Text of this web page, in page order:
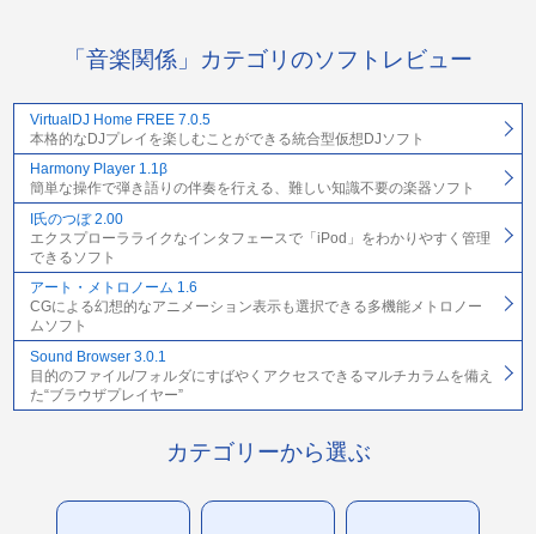
「音楽関係」カテゴリのソフトレビュー
VirtualDJ Home FREE 7.0.5
本格的なDJプレイを楽しむことができる統合型仮想DJソフト
Harmony Player 1.1β
簡単な操作で弾き語りの伴奏を行える、難しい知識不要の楽器ソフト
I氏のつぼ 2.00
エクスプローラライクなインタフェースで「iPod」をわかりやすく管理
できるソフト
アート・メトロノーム 1.6
CGによる幻想的なアニメーション表示も選択できる多機能メトロノー
ムソフト
Sound Browser 3.0.1
目的のファイル/フォルダにすばやくアクセスできるマルチカラムを備え
た“ブラウザプレイヤー”
カテゴリーから選ぶ